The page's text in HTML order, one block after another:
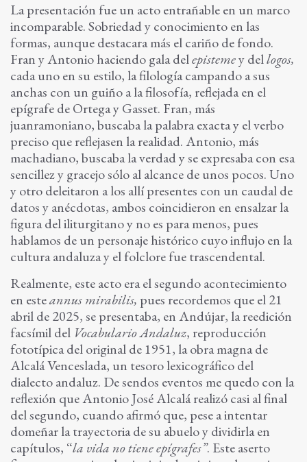
La presentación fue un acto entrañable en un marco
incomparable. Sobriedad y conocimiento en las
formas, aunque destacara más el cariño de fondo.
Fran y Antonio haciendo gala delepistemey dellogos,
cada uno en su estilo, la filología campando a sus
anchas con un guiño a la filosofía, reflejada en el
epígrafe de Ortega y Gasset. Fran, más
juanramoniano, buscaba la palabra exacta y el verbo
preciso que reflejasen la realidad. Antonio, más
machadiano, buscaba la verdad y se expresaba con esa
sencillez y gracejo sólo al alcance de unos pocos. Uno
y otro deleitaron a los allí presentes con un caudal de
datos y anécdotas, ambos coincidieron en ensalzar la
figura del iliturgitano y no es para menos, pues
hablamos de un personaje histórico cuyo influjo en la
cultura andaluza y el folclore fue trascendental.
Realmente, este acto era el segundo acontecimiento
en esteannus mirabilis, pues recordemos que el 21
abril de 2025, se presentaba, en Andújar, la reedición
facsímil del Vocabulario Andaluz, reproducción
fototípica del original de 1951, la obra magna de
Alcalá Venceslada, un tesoro lexicográfico del
dialecto andaluz. De sendos eventos me quedo con la
reflexión que Antonio José Alcalá realizó casi al final
del segundo, cuando afirmó que, pese a intentar
domeñar la trayectoria de su abuelo y dividirla en
capítulos, “la vida no tiene epígrafes”. Este aserto